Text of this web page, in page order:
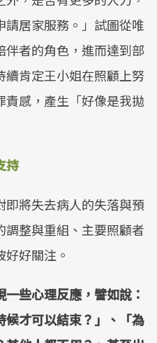
居家服務。」試圖從唯
者的角色，進而達到部
肯定王小姐在照顧上努
責感，產生「好像是我拋
持
即將失去病人的失落與預
整與重組、主要照顧者
好關注。
些心理反應，譬如說：
候才可以結束？」、「為